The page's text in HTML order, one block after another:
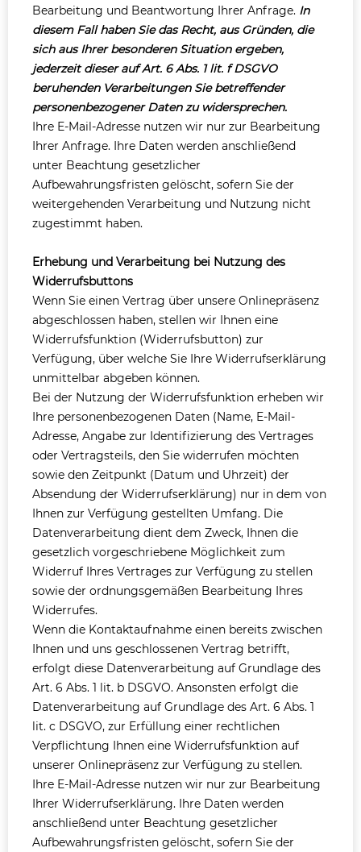
Bearbeitung und Beantwortung Ihrer Anfrage. In
diesem Fall haben Sie das Recht, aus Gründen, die
sich aus Ihrer besonderen Situation ergeben,
jederzeit dieser auf Art. 6 Abs. 1 lit. f DSGVO
beruhenden Verarbeitungen Sie betreffender
personenbezogener Daten zu widersprechen.
Ihre E-Mail-Adresse nutzen wir nur zur Bearbeitung
Ihrer Anfrage. Ihre Daten werden anschließend
unter Beachtung gesetzlicher
Aufbewahrungsfristen gelöscht, sofern Sie der
weitergehenden Verarbeitung und Nutzung nicht
zugestimmt haben.
Erhebung und Verarbeitung bei Nutzung des
Widerrufsbuttons
Wenn Sie einen Vertrag über unsere Onlinepräsenz
abgeschlossen haben, stellen wir Ihnen eine
Widerrufsfunktion (Widerrufsbutton) zur
Verfügung, über welche Sie Ihre Widerrufserklärung
unmittelbar abgeben können.
Bei der Nutzung der Widerrufsfunktion erheben wir
Ihre personenbezogenen Daten (Name, E-Mail-
Adresse, Angabe zur Identifizierung des Vertrages
oder Vertragsteils, den Sie widerrufen möchten
sowie den Zeitpunkt (Datum und Uhrzeit) der
Absendung der Widerrufserklärung) nur in dem von
Ihnen zur Verfügung gestellten Umfang. Die
Datenverarbeitung dient dem Zweck, Ihnen die
gesetzlich vorgeschriebene Möglichkeit zum
Widerruf Ihres Vertrages zur Verfügung zu stellen
sowie der ordnungsgemäßen Bearbeitung Ihres
Widerrufes.
Wenn die Kontaktaufnahme einen bereits zwischen
Ihnen und uns geschlossenen Vertrag betrifft,
erfolgt diese Datenverarbeitung auf Grundlage des
Art. 6 Abs. 1 lit. b DSGVO. Ansonsten erfolgt die
Datenverarbeitung auf Grundlage des Art. 6 Abs. 1
lit. c DSGVO, zur Erfüllung einer rechtlichen
Verpflichtung Ihnen eine Widerrufsfunktion auf
unserer Onlinepräsenz zur Verfügung zu stellen.
Ihre E-Mail-Adresse nutzen wir nur zur Bearbeitung
Ihrer Widerrufserklärung. Ihre Daten werden
anschließend unter Beachtung gesetzlicher
Aufbewahrungsfristen gelöscht, sofern Sie der